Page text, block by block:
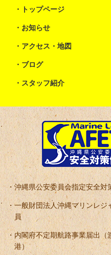
トップページ
お知らせ
アクセス・地図
ブログ
スタッフ紹介
沖縄県公安委員会指定安全対
一般財団法人沖縄マリンレジ
員
内閣府不定期航路事業届出
港）